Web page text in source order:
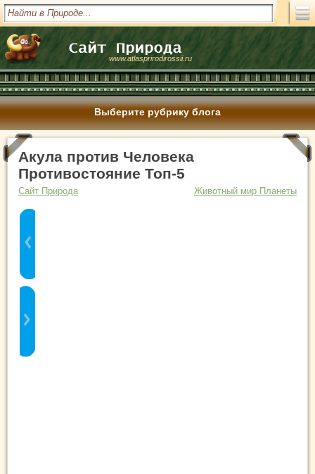
www.atlasprirodirossii.ru
Выберите рубрику блога
Акула против Человека
Противостояние Топ-5
Сайт Природа Животный мир Планеты